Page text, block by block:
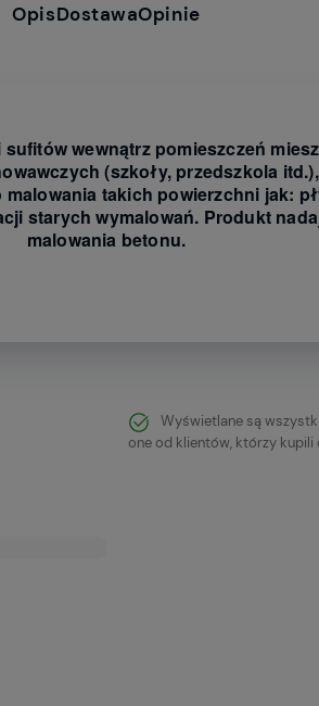
OpisDostawaOpinie
wewnątrz pomieszczeń
(szkoły, przedszkola
takich powierzchni jak:
starych wymalowań. Produkt
malowania betonu.
Wyświetlane są
one od klientów, którzy kupili